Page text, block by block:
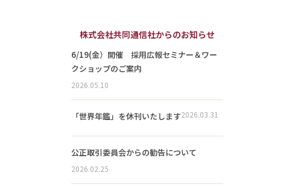
株式会社共同通信社からのお知らせ
6/19(金）開催 採用広報セミナー＆ワー
クショップのご案内
2026.05.10
「世界年鑑」を休刊いたします2026.03.31
公正取引委員会からの勧告について
2026.02.25